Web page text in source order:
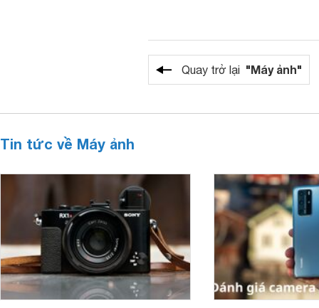
Quay trở lại "Máy ảnh"
Tin tức về Máy ảnh